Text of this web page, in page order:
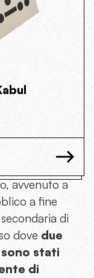
avvenuto a
a fine
di
dove due
stati
di